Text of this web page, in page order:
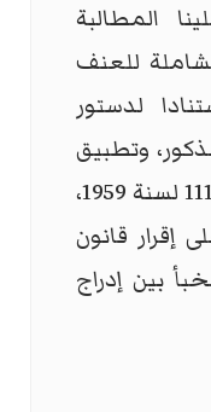
المطالبة
للعنف
لدستور
وتطبيق
نصوص قانون العقوبات رقم 111 لسنة 1959،
إقرار قانون
بين إدراج